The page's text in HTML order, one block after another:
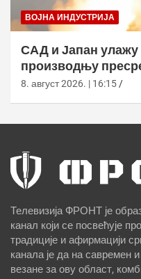
ВОЈНА ИНДУСТРИЈА
САД и Јапан улажу
производњу
8. август 2026. | 16:15
Телевизија ФРОНТ је
канал који се посвећује
традиције и афирмацији
канала је да на савремен
везане за ову област,